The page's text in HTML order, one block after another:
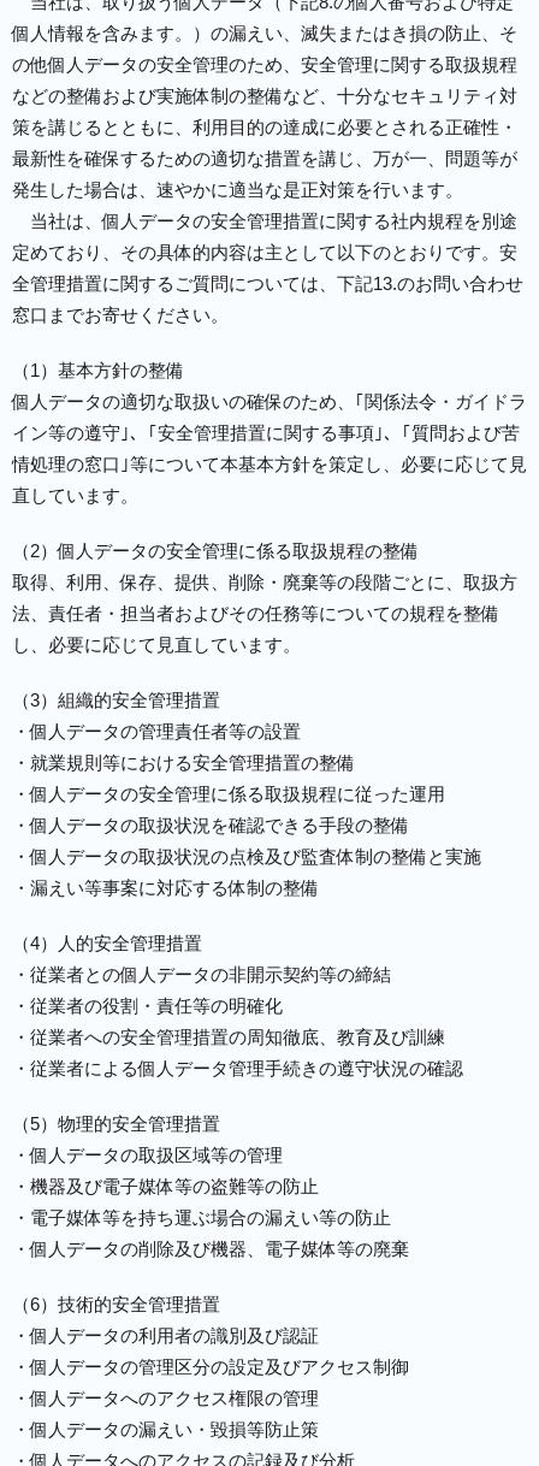
個人情報を含みます。）の漏えい、滅失またはき損の防止、そ
の他個人データの安全管理のため、安全管理に関する取扱規程
などの整備および実施体制の整備など、十分なセキュリティ対
策を講じるとともに、利用目的の達成に必要とされる正確性・
最新性を確保するための適切な措置を講じ、万が一、問題等が
発生した場合は、速やかに適当な是正対策を行います。
当社は、個人データの安全管理措置に関する社内規程を別途
定めており、その具体的内容は主として以下のとおりです。安
全管理措置に関するご質問については、下記13.のお問い合わせ
窓口までお寄せください。
（1）基本方針の整備
個人データの適切な取扱いの確保のため、｢関係法令・ガイドラ
イン等の遵守｣、｢安全管理措置に関する事項｣、｢質問および苦
情処理の窓口｣等について本基本方針を策定し、必要に応じて見
直しています。
（2）個人データの安全管理に係る取扱規程の整備
取得、利用、保存、提供、削除・廃棄等の段階ごとに、取扱方
法、責任者・担当者およびその任務等についての規程を整備
し、必要に応じて見直しています。
（3）組織的安全管理措置
・個人データの管理責任者等の設置
・就業規則等における安全管理措置の整備
・個人データの安全管理に係る取扱規程に従った運用
・個人データの取扱状況を確認できる手段の整備
・個人データの取扱状況の点検及び監査体制の整備と実施
・漏えい等事案に対応する体制の整備
（4）人的安全管理措置
・従業者との個人データの非開示契約等の締結
・従業者の役割・責任等の明確化
・従業者への安全管理措置の周知徹底、教育及び訓練
・従業者による個人データ管理手続きの遵守状況の確認
（5）物理的安全管理措置
・個人データの取扱区域等の管理
・機器及び電子媒体等の盗難等の防止
・電子媒体等を持ち運ぶ場合の漏えい等の防止
・個人データの削除及び機器、電子媒体等の廃棄
（6）技術的安全管理措置
・個人データの利用者の識別及び認証
・個人データの管理区分の設定及びアクセス制御
・個人データへのアクセス権限の管理
・個人データの漏えい・毀損等防止策
・個人データへのアクセスの記録及び分析